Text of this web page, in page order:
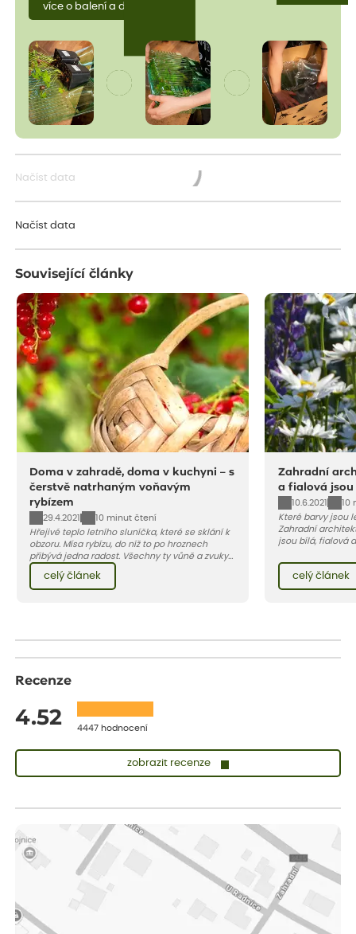
více o balení a dopravě
Načíst data
Načíst data
Související články
Doma v zahradě, doma v kuchyni – s
čerstvě natrhaným voňavým
rybízem
29.4.2021
10 minut čtení
Hřejivé teplo letního sluníčka, které se sklání k
obzoru. Mísa rybízu, do níž to po hroznech
přibývá jedna radost. Všechny ty vůně a zvuky
červencové zahrady. Sklizeň rybízu do kuchyně
vnese neuvěřitelný klid a radost. A taky trochu
bezstarostnosti dětství při mlsání babiččina
celý článek
Zahradní
a fialová jsou
10.6.2021
Které barvy jsou
Zahradní
jsou bílá, fialová
záhon, terasu či
obléknout i vy.
celý článek
Recenze
4.52 4447 hodnocení
zobrazit recenze
vše v naprostém pořádku
ověřený nákup dnes
Jana